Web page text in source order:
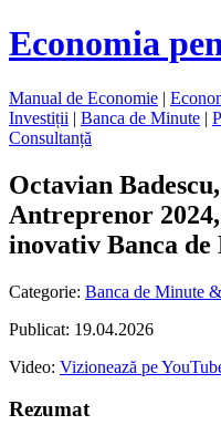
Economia
Manual de Economie |
Investiții | Banca de Minute |
Consultanță
Octavian
Antreprenor
inovativ Banca de
Categorie: Banca de Minute
Publicat: 19.04.2026
Video: Vizionează pe
Rezumat